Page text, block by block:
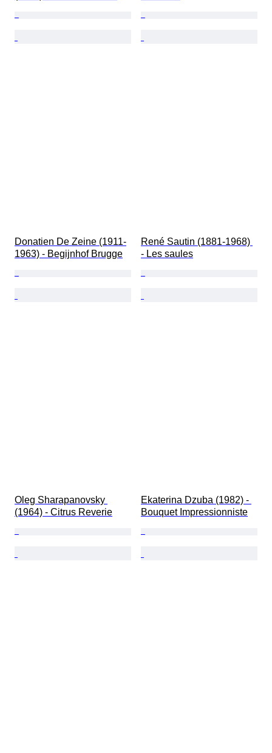
Donatien De Zeine (1911-
1963) - Begijnhof Brugge
René Sautin (1881-1968)
- Les saules
Oleg Sharapanovsky
(1964) - Citrus Reverie
Ekaterina Dzuba (1982) -
Bouquet Impressionniste